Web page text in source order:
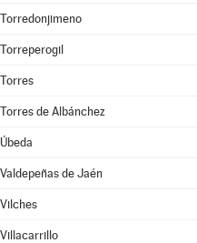
Torredonjimeno
Torreperogil
Torres
Torres de Albánchez
Úbeda
Valdepeñas de Jaén
Vilches
Villacarrillo